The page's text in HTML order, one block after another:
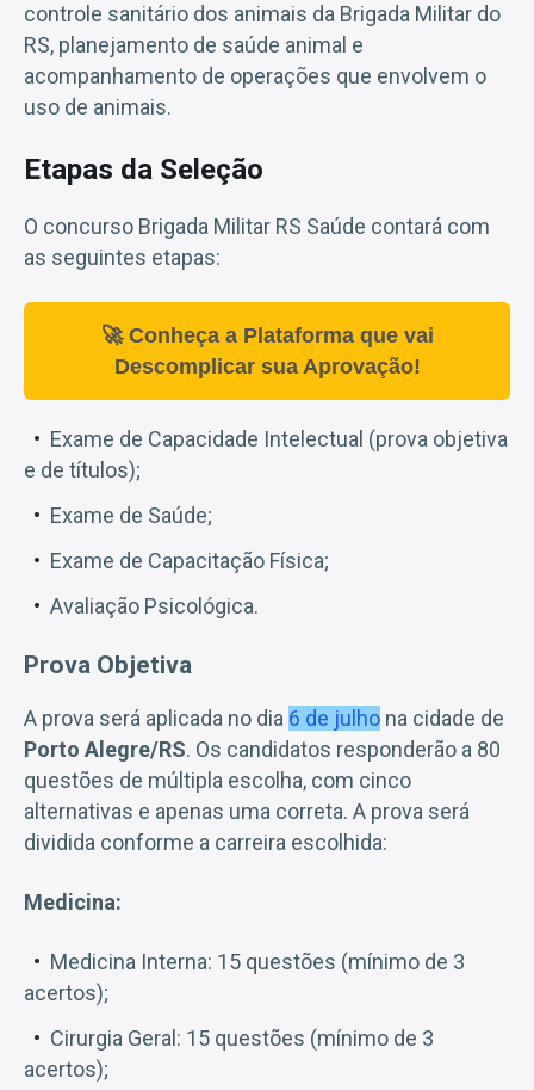
controle sanitário dos animais da Brigada Militar do
RS, planejamento de saúde animal e
acompanhamento de operações que envolvem o
uso de animais.
Etapas da Seleção
O concurso Brigada Militar RS Saúde contará com
as seguintes etapas:
🚀 Conheça a Plataforma que vai
Descomplicar sua Aprovação!
Exame de Capacidade Intelectual (prova objetiva
e de títulos);
Exame de Saúde;
Exame de Capacitação Física;
Avaliação Psicológica.
Prova Objetiva
A prova será aplicada no dia 6 de julho na cidade de
Porto Alegre/RS. Os candidatos responderão a 80
questões de múltipla escolha, com cinco
alternativas e apenas uma correta. A prova será
dividida conforme a carreira escolhida:
Medicina:
Medicina Interna: 15 questões (mínimo de 3
acertos);
Cirurgia Geral: 15 questões (mínimo de 3
acertos);